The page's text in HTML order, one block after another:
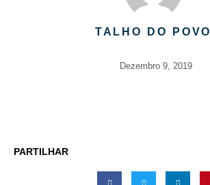
TALHO DO POVO
Dezembro 9, 2019
PARTILHAR